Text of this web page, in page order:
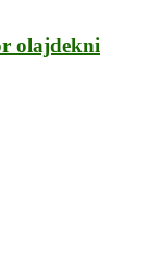
olajdekni